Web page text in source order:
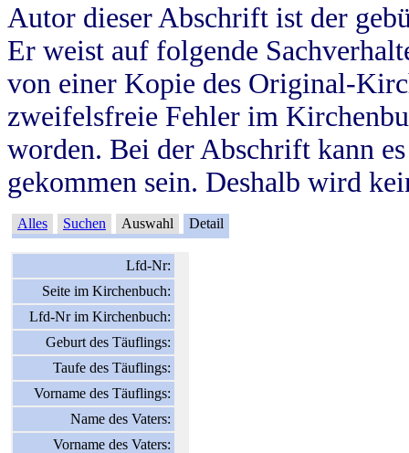
Autor dieser Abschrift ist der
Er weist auf folgende
von einer Kopie des Original-
zweifelsfreie Fehler im
worden. Bei der Abschrift kann
gekommen sein. Deshalb wird
Alles Suchen Auswahl Detail
Lfd-Nr:
Seite im Kirchenbuch:
Lfd-Nr im Kirchenbuch:
Geburt des Täuflings:
Taufe des Täuflings:
Vorname des Täuflings:
Name des Vaters:
Vorname des Vaters: